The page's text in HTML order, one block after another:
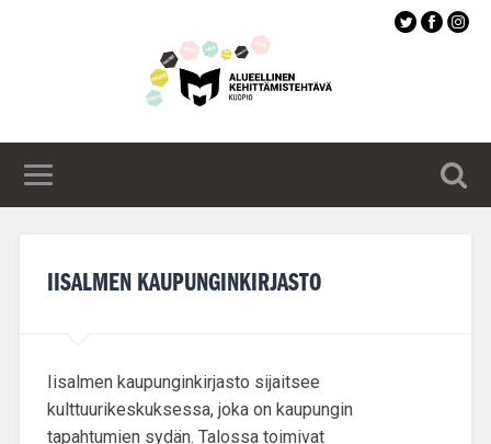
IISALMEN KAUPUNGINKIRJASTO
Iisalmen kaupunginkirjasto sijaitsee
kulttuurikeskuksessa, joka on kaupungin
tapahtumien sydän. Talossa toimivat